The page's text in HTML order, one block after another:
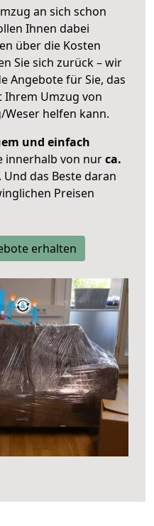
an sich schon
Ihnen dabei
über die Kosten
Sie sich zurück – wir
Angebote für Sie, das
Ihrem Umzug von
helfen kann.
und einfach
innerhalb von nurca.
das Beste daran
Preisen
erhalten